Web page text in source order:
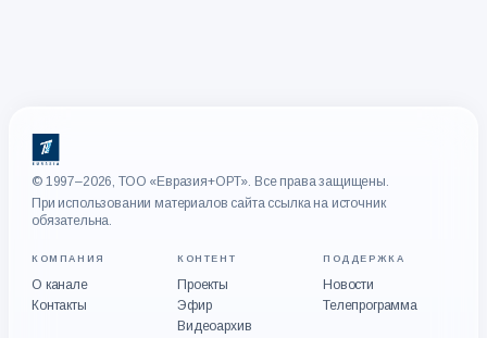
© 1997–2026, ТОО «Евразия+ОРТ». Все права защищены.
При использовании материалов сайта ссылка на источник
обязательна.
КОМПАНИЯ
О канале
Контакты
КОНТЕНТ
Проекты
Эфир
Видеоархив
ПОДДЕРЖКА
Новости
Телепрограмма